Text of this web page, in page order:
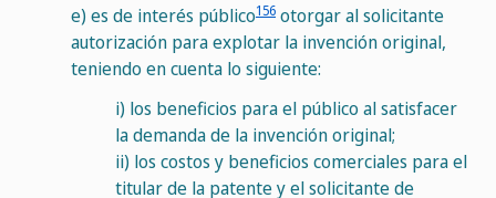
e) es de interés público156 otorgar al solicitante
autorización para explotar la invención original,
teniendo en cuenta lo siguiente:
i) los beneficios para el público al satisfacer
la demanda de la invención original;
ii) los costos y beneficios comerciales para el
titular de la patente y el solicitante de